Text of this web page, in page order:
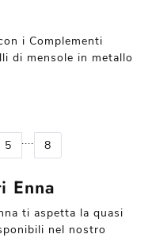
i Complementi
di mensole in metallo
5 .... 8
Enna
ti aspetta la quasi
nel nostro